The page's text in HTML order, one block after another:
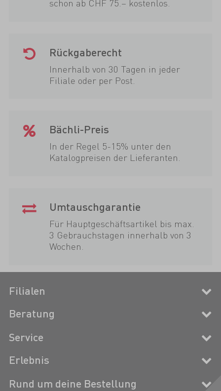
schon ab CHF 75.– kostenlos.
Rückgaberecht
Innerhalb von 30 Tagen in jeder
Filiale oder per Post.
Bächli-Preis
In der Regel 5-15% unter den
Katalogpreisen der Lieferanten.
Umtauschgarantie
Für Hauptgeschäftsartikel bis max.
3 Gebrauchstagen innerhalb von 3
Wochen.
Filialen
Beratung
Service
Erlebnis
Rund um deine Bestellung